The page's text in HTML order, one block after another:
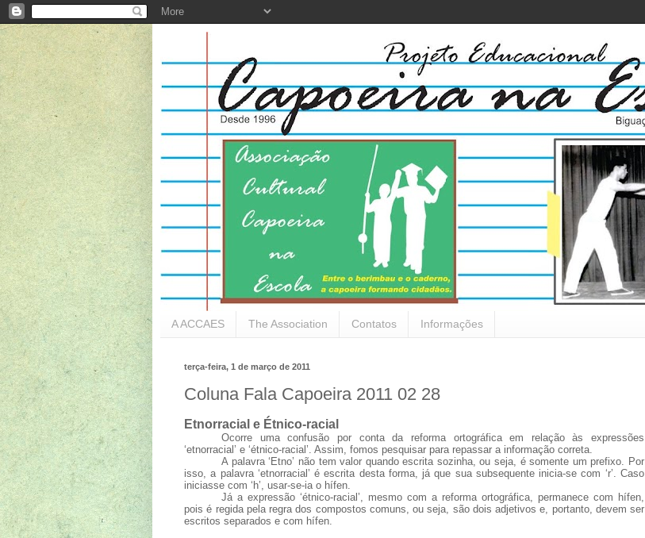
A ACCAES The Association Contatos Informações
terça-feira, 1 de março de 2011
Coluna Fala Capoeira 2011 02 28
Etnorracial e Étnico-racial
Ocorre uma confusão por conta da reforma ortográfica em relação às expressões
‘etnorracial’ e ‘étnico-racial’. Assim, fomos pesquisar para repassar a informação correta.
A palavra ‘Etno’ não tem valor quando escrita sozinha, ou seja, é somente um prefixo. Por
isso, a palavra ‘etnorracial’ é escrita desta forma, já que sua subsequente inicia-se com ‘r’. Caso
iniciasse com ‘h’, usar-se-ia o hífen.
Já a expressão ‘étnico-racial’, mesmo com a reforma ortográfica, permanece com hífen,
pois é regida pela regra dos compostos comuns, ou seja, são dois adjetivos e, portanto, devem ser
escritos separados e com hífen.